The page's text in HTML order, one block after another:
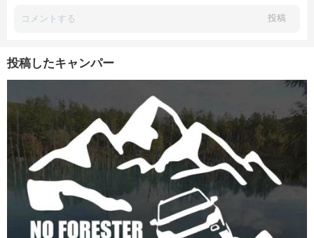
投稿
投稿したキャンパー